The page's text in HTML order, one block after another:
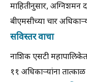
माहितीनुसार,
बीएमसीच्या चार
सविस्तर वाचा
नाशिक एसटी
११ अधिकाऱ्यांना